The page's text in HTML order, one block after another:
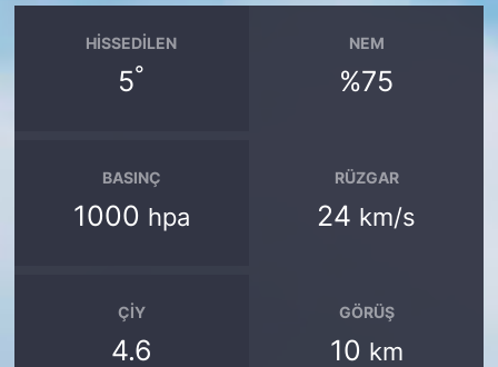
HISSEDILEN
5°
NEM
%75
BASINÇ
1000 hpa
RÜZGAR
24 km/s
ÇIY
4.6
GÖRÜŞ
10 km